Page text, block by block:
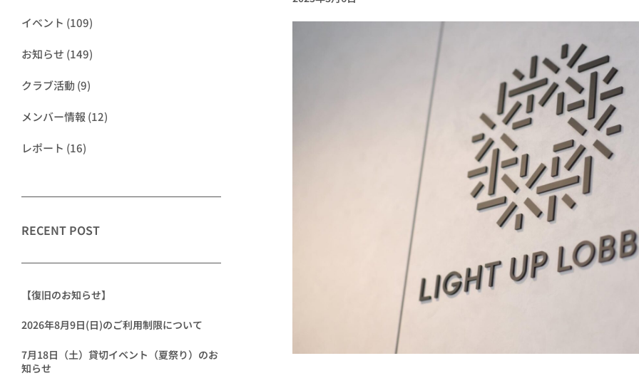
イベント (109)
お知らせ (149)
クラブ活動 (9)
メンバー情報 (12)
レポート (16)
RECENT POST
【復旧のお知らせ】
2026年8月9日(日)のご利用制限について
7月18日（土）貸切イベント（夏祭り）のお
知らせ